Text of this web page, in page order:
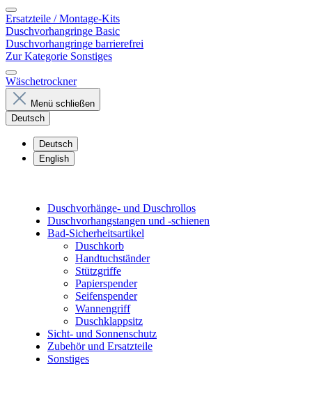
Ersatzteile / Montage-Kits
Duschvorhangringe Basic
Duschvorhangringe barrierefrei
Zur Kategorie Sonstiges
Wäschetrockner
Menü schließen
Deutsch
Deutsch
English
Duschvorhänge- und Duschrollos
Duschvorhangstangen und -schienen
Bad-Sicherheitsartikel
Duschkorb
Handtuchständer
Stützgriffe
Papierspender
Seifenspender
Wannengriff
Duschklappsitz
Sicht- und Sonnenschutz
Zubehör und Ersatzteile
Sonstiges